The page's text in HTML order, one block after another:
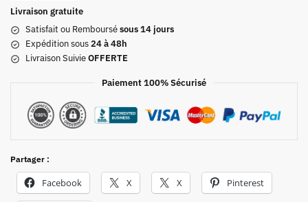
Livraison gratuite
Satisfait ou Remboursésous 14 jours
Expédition sous24 à 48h
Livraison SuivieOFFERTE
Paiement 100% Sécurisé
Partager :
Facebook X X Pinterest